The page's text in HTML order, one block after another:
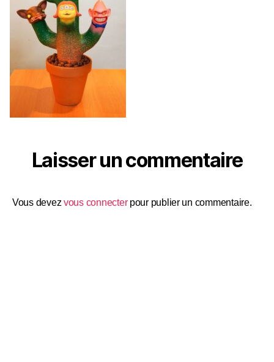
Laisser un commentaire
Vous devezvous connecterpour publier un commentaire.